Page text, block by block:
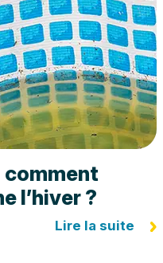
comment
l’hiver ?
Lire la suite